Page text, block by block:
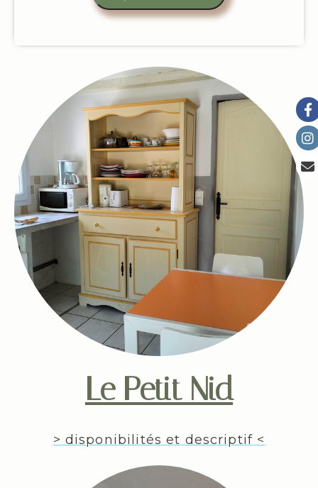
Le Petit Nid
> disponibilités et descriptif <